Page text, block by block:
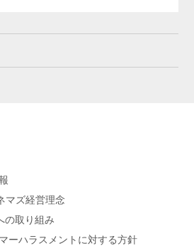
マズ経営理念
の取り組み
ーハラスメントに対する方針